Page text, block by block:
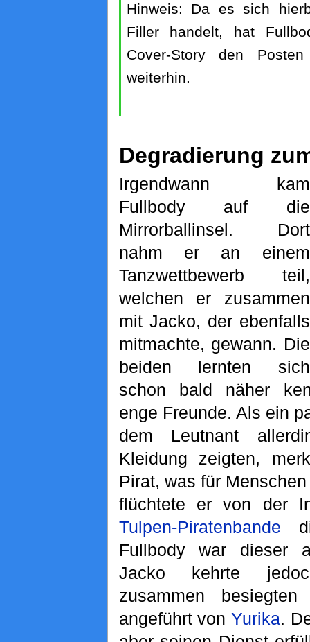
Hinweis: Da es sich
Filler handelt, hat
Cover-Story den
weiterhin.
Degradierung
Irgendwann kam
Fullbody auf die
Mirrorballinsel. Dort
nahm er an einem
Tanzwettbewerb teil,
welchen er zusammen
mit Jacko, der ebenfalls
mitmachte, gewann. Die
beiden lernten sich
schon bald näher
enge Freunde. Als ein
dem Leutnant
Kleidung zeigten,
Pirat, was für
flüchtete er von der
Tulpen-Piratenbande
Fullbody war dieser
Jacko kehrte
zusammen
angeführt vonYurika.